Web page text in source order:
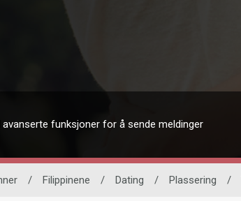
avanserte funksjoner for å sende meldinger
/ Filippinene / Dating / Plassering /